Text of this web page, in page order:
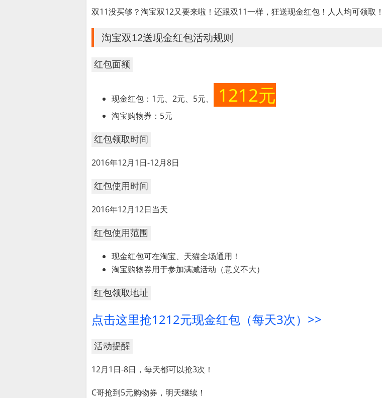
双11没买够？淘宝双12又要来啦！还跟双11一样，狂送现金红包！人人均可领取！
淘宝双12送现金红包活动规则
红包面额
现金红包：1元、2元、5元、 1212元
淘宝购物券：5元
红包领取时间
2016年12月1日-12月8日
红包使用时间
2016年12月12日当天
红包使用范围
现金红包可在淘宝、天猫全场通用！
淘宝购物券用于参加满减活动（意义不大）
红包领取地址
点击这里抢1212元现金红包（每天3次）>>
活动提醒
12月1日-8日，每天都可以抢3次！
C哥抢到5元购物券，明天继续！